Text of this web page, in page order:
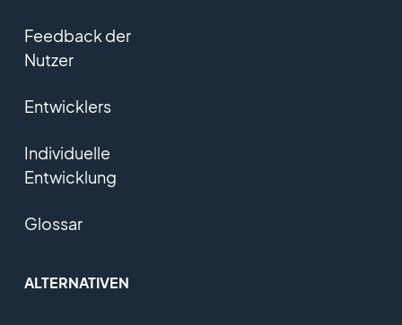
Feedback der
Nutzer
Entwicklers
Individuelle
Entwicklung
Glossar
ALTERNATIVEN